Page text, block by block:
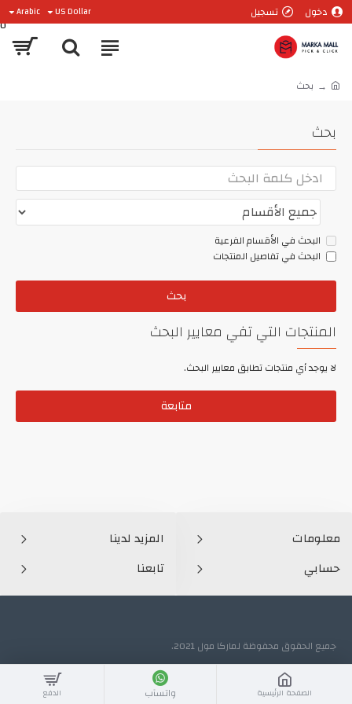
دخول تسجيل US Dollar
Arabic
0
بحث
بحث
البحث في الأقسام الفرعية
البحث في تفاصيل المنتجات
بحث
المنتجات التي تفي معايير البحث
لا يوجد أي منتجات تطابق معايير البحث.
متابعة
معلومات
حسابي
المزيد لدينا
تابعنا
جميع الحقوق محفوظة لماركا مول 2021.
الصفحة الرئيسية واتسآب الدفع